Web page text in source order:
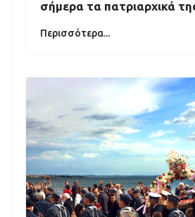
σήμερα τα πατριαρχικά
Περισσότερα...